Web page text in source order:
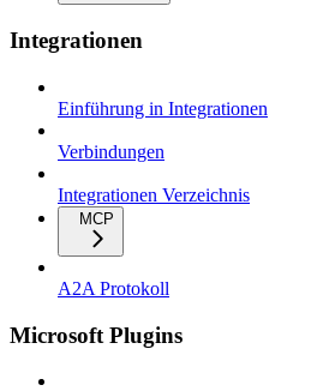
Integrationen
Einführung in Integrationen
Verbindungen
Integrationen Verzeichnis
MCP
A2A Protokoll
Microsoft Plugins